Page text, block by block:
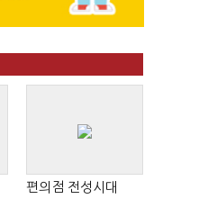
편의점 전성시대